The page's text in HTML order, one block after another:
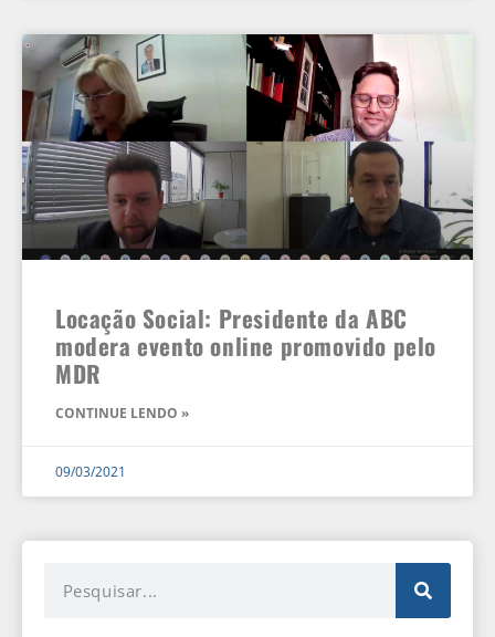
Locação Social: Presidente da ABC
modera evento online promovido pelo
MDR
CONTINUE LENDO »
09/03/2021